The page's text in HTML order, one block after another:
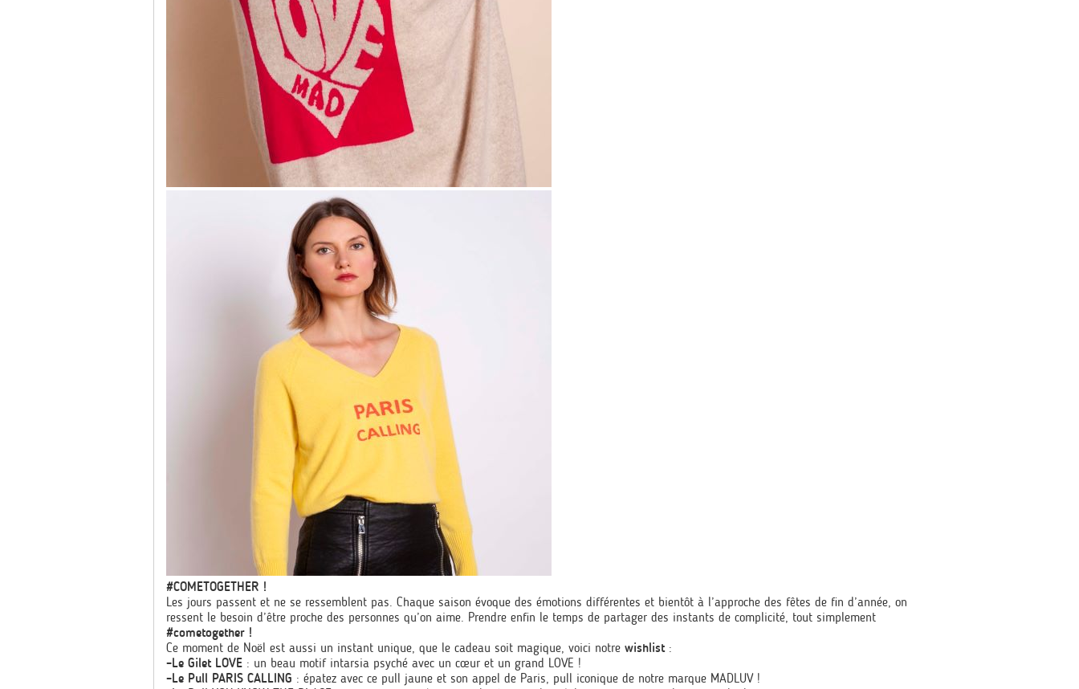
#COMETOGETHER !
Les jours passent et ne se ressemblent pas. Chaque saison évoque des émotions différentes et bientôt à l’approche des fêtes de fin d’année, on
ressent le besoin d’être proche des personnes qu’on aime. Prendre enfin le temps de partager des instants de complicité, tout simplement
#cometogether !
Ce moment de Noël est aussi un instant unique, que le cadeau soit magique, voici notre wishlist:
–Le Gilet LOVE : un beau motif intarsia psyché avec un cœur et un grand LOVE !
–Le Pull PARIS CALLING : épatez avec ce pull jaune et son appel de Paris, pull iconique de notre marque MADLUV !